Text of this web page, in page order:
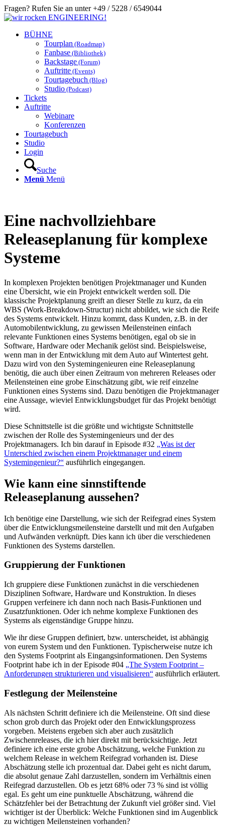
Fragen? Rufen Sie an unter +49 / 5228 / 6549044
BÜHNE
Tourplan (Roadmap)
Fanbase (Bibliothek)
Backstage (Forum)
Auftritte (Events)
Tourtagebuch (Blog)
Studio (Podcast)
Tickets
Auftritte
Webinare
Konferenzen
Tourtagebuch
Studio
Login
Suche
Menü Menü
Eine nachvollziehbare
Releaseplanung für komplexe
Systeme
In komplexen Projekten benötigen Projektmanager und Kunden
eine Übersicht, wie ein Projekt entwickelt werden soll. Die
klassische Projektplanung greift an dieser Stelle zu kurz, da ein
WBS (Work-Breakdown-Structur) nicht abbildet, wie sich die Reife
des Systems entwickelt. Hinzu kommt, dass Kunden, z.B. in der
Automobilentwicklung, zu gewissen Meilensteinen einfach
relevante Funktionen eines Systems benötigen, egal ob sie in
Software, Hardware oder Mechanik gelöst sind. Beispielsweise,
wenn man in der Entwicklung mit dem Auto auf Wintertest geht.
Dazu wird von den Systemingenieuren eine Releaseplanung
benötig, die auch über einen Zeitraum von mehreren Releases oder
Meilensteinen eine grobe Einschätzung gibt, wie reif einzelne
Funktionen eines Systems sind. Dazu benötigen die Projektmanager
eine Aussage, wieviel Entwicklungsbudget für das Projekt benötigt
wird.
Diese Schnittstelle ist die größte und wichtigste Schnittstelle
zwischen der Rolle des Systemingenieurs und der des
Projektmanagers. Ich bin darauf in Episode #32 „Was ist der
Unterschied zwischen einem Projektmanager und einem
Systemingenieur?“ ausführlich eingegangen.
Wie kann eine sinnstiftende
Releaseplanung aussehen?
Ich benötige eine Darstellung, wie sich der Reifegrad eines System
über die Entwicklungsmeilensteine darstellt und mit den Aufgaben
und Aufwänden verknüpft. Dies kann ich über die verschiedenen
Funktionen des Systems darstellen.
Gruppierung der Funktionen
Ich gruppiere diese Funktionen zunächst in die verschiedenen
Disziplinen Software, Hardware und Konstruktion. In dieses
Gruppen verfeinere ich dann noch nach Basis-Funktionen und
Zusatzfunktionen. Oder ich nehme komplexe Funktionen des
Systems als eigenständige Gruppe hinzu.
Wie ihr diese Gruppen definiert, bzw. unterscheidet, ist abhängig
von eurem System und den Funktionen. Typischerweise nutze ich
den Systems Footprint als Eingangsinformationen. Den Systems
Footprint habe ich in der Episode #04 „The System Footprint –
Anforderungen strukturieren und visualisieren“ ausführlich erläutert.
Festlegung der Meilensteine
Als nächsten Schritt definiere ich die Meilensteine. Oft sind diese
schon grob durch das Projekt oder den Entwicklungsprozess
vorgeben. Meistens ergeben sich aber auch zusätzlich
Zwischenreleases, die ich hier direkt mit berücksichtige. Jetzt
definiere ich eine erste grobe Abschätzung, welche Funktion zu
welchem Release in welchem Reifegrad vorhanden ist. Diese
Abschätzung stelle ich prozentual dar. Dabei geht es nicht darum,
die absolut genaue Zahl darzustellen, sondern im Verhältnis einen
Reifegrad darzustellen. Ob es jetzt 68% oder 73 % sind ist völlig
egal. Es geht um eine punktuelle Abschätzung, während die
Schätzfehler bei der Betrachtung der Zukunft viel größer sind. Viel
wichtiger ist der Überblick: Welche Funktionen sind im Augenblick
zu wichtigen Meilensteinen vorhanden?